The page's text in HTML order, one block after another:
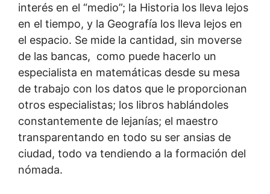
interés en el “medio”; la Historia los lleva lejos
en el tiempo, y la Geografía los lleva lejos en
el espacio. Se mide la cantidad, sin moverse
de las bancas, como puede hacerlo un
especialista en matemáticas desde su mesa
de trabajo con los datos que le proporcionan
otros especialistas; los libros hablándoles
constantemente de lejanías; el maestro
transparentando en todo su ser ansias de
ciudad, todo va tendiendo a la formación del
nómada.